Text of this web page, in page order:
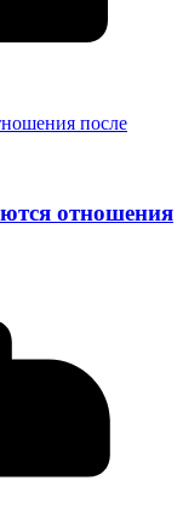
отношения